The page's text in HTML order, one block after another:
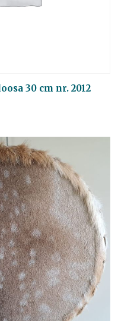
30 cm nr. 2012